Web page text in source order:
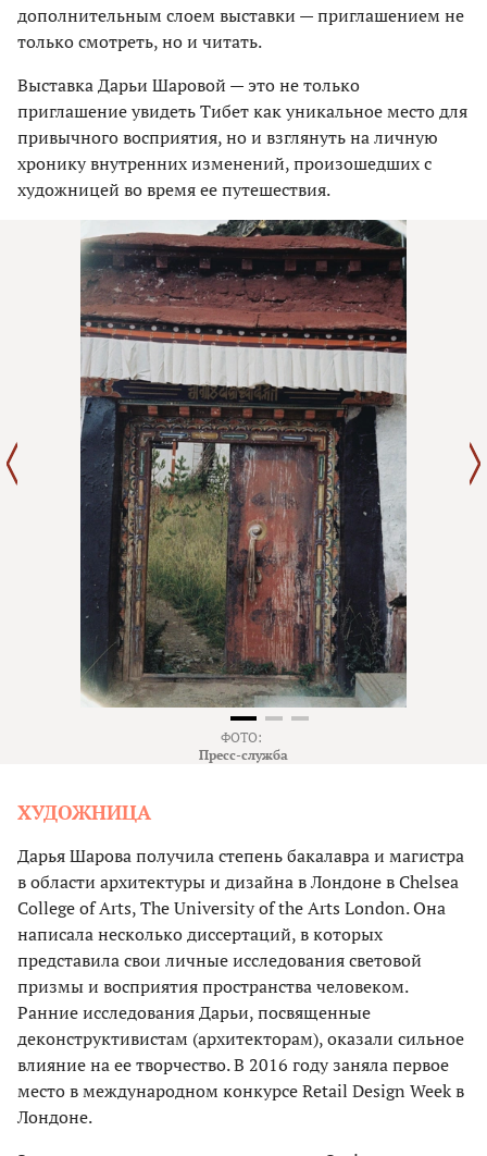
дополнительным слоем выставки — приглашением не
только смотреть, но и читать.
Выставка Дарьи Шаровой — это не только
приглашение увидеть Тибет как уникальное место для
привычного восприятия, но и взглянуть на личную
хронику внутренних изменений, произошедших с
художницей во время ее путешествия.
ФОТО:
Пресс-служба
ХУДОЖНИЦА
Дарья Шарова получила степень бакалавра и магистра
в области архитектуры и дизайна в Лондоне в Chelsea
College of Arts, The University of the Arts London. Она
написала несколько диссертаций, в которых
представила свои личные исследования световой
призмы и восприятия пространства человеком.
Ранние исследования Дарьи, посвященные
деконструктивистам (архитекторам), оказали сильное
влияние на ее творчество. В 2016 году заняла первое
место в международном конкурсе Retail Design Week в
Лондоне.